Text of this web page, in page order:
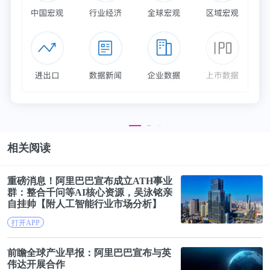
做一种新颖的公司福利，不用坐班，干活凭良心。
而最新可查的数据显示，2018年远程办公人口渗透
率，美国18.9%，中国更低，只有0.6%左右。
相关阅读
重磅消息！ 阿里巴巴宣布成立ATH事业
群：整合千问等AI核心资源，吴泳铭亲
自挂帅【附人工智能行业市场分析】
打开APP
前瞻全球产业早报： 阿里巴巴宣布与英
伟达开展合作